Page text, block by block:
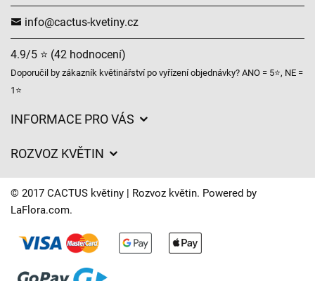
info@cactus-kvetiny.cz
4.9/5 ⭐ (42 hodnocení)
Doporučil by zákazník květinářství po vyřízení objednávky? ANO = 5⭐, NE =
1⭐
INFORMACE PRO VÁS
Často kladené dotazy
Časy doručení květin – přehled možností
Svatební floristika
Naše květinářství
ROZVOZ KVĚTIN
Ceny za doručení
O nás
Cookies
Kontakt
© 2017 CACTUS květiny | Rozvoz květin. Powered by
LaFlora.com.